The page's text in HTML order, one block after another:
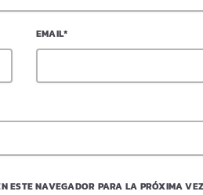
EMAIL*
ESTE NAVEGADOR PARA LA PRÓXIMA